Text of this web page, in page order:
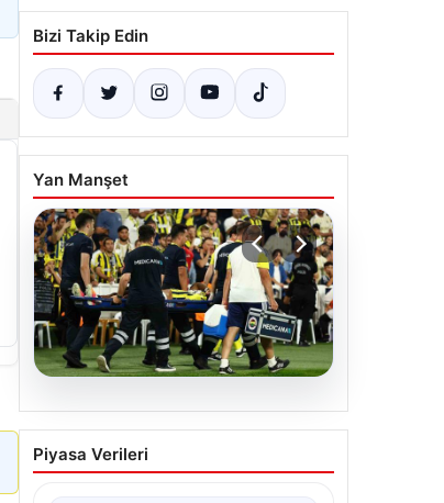
Bizi Takip Edin
Yan Manşet
05.08.2026
Fenerbahçe’de Sturm
Graz Maçında
Piyasa Verileri